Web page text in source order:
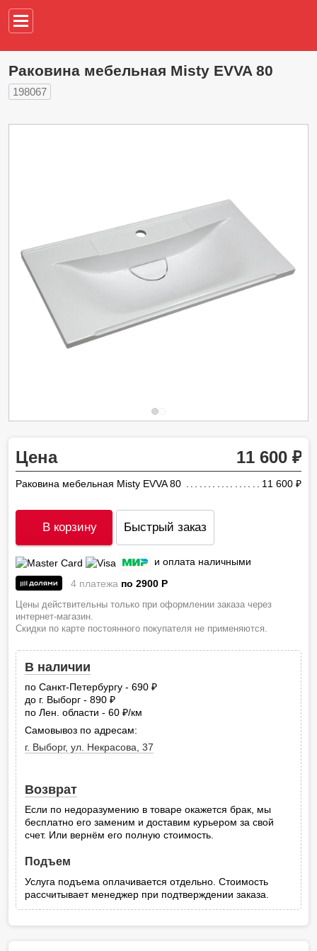
Раковина мебельная Misty EVVA 80
198067
Цена 11 600
Раковина мебельная Misty EVVA 80 11 600
В корзину Быстрый заказ
и оплата наличными
4 платежа по 2900 P
Цены действительны только при оформлении заказа через
интернет-магазин.
Скидки по карте постоянного покупателя не применяются.
В наличии
по Санкт-Петербургу - 690
до г. Выборг - 890
по Лен. области - 60
руб.
/км
Самовывоз по адресам:
г. Выборг, ул. Некрасова, 37
Возврат
Если по недоразумению в товаре окажется брак, мы
бесплатно его заменим и доставим курьером за свой
счет. Или вернём его полную стоимость.
Подъем
Услуга подъема оплачивается отдельно. Стоимость
рассчитывает менеджер при подтверждении заказа.